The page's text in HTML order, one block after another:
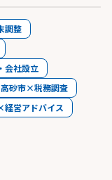
調整
会社設立
高砂市×税務調査
営アドバイス